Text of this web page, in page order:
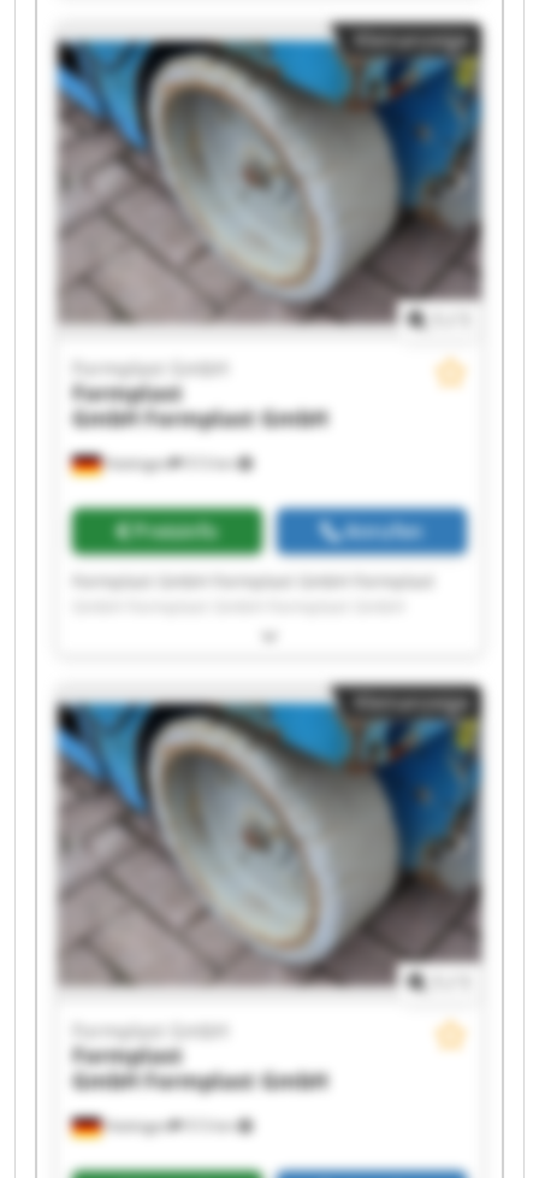
Formplast GmbH Formplast GmbH Formplast
GmbH Formplast GmbH Formplast GmbH
Formplast GmbH Formplast GmbH Formplast
GmbH Formplast GmbH Formplast GmbH
Kleinanzeige
Hattingen 513 km
Formplast GmbH
Formplast
GmbH Formplast GmbH
Preisinfo Anrufen
Formplast GmbH Formplast GmbH Formplast
Formplast GmbH Formplast GmbH Formplast
GmbH Formplast GmbH Formplast GmbH
Formplast GmbH Formplast GmbH Formplast
GmbH Formplast GmbH Formplast GmbH
Kleinanzeige
Hattingen 513 km
Formplast GmbH
Formplast
GmbH Formplast GmbH